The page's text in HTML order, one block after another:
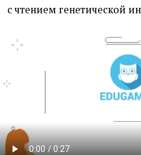
с чтением генетической